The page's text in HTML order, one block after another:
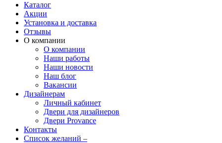
Каталог
Акции
Установка и доставка
Отзывы
О компании
О компании
Наши работы
Наши новости
Наш блог
Вакансии
Дизайнерам
Личный кабинет
Двери для дизайнеров
Двери Provance
Контакты
Список желаний –